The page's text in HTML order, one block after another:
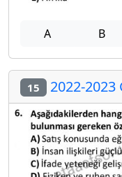
A B
15 2022-2023